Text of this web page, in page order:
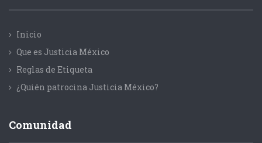
Inicio
Que es Justicia México
Reglas de Etiqueta
¿Quién patrocina Justicia México?
Comunidad